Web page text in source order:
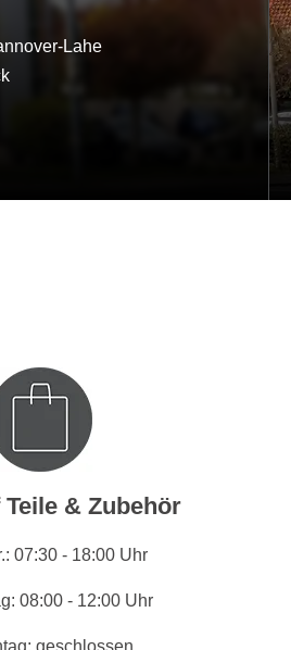
Lahe
& Zubehör
07:30 - 18:00 Uhr
08:00 - 12:00 Uhr
geschlossen